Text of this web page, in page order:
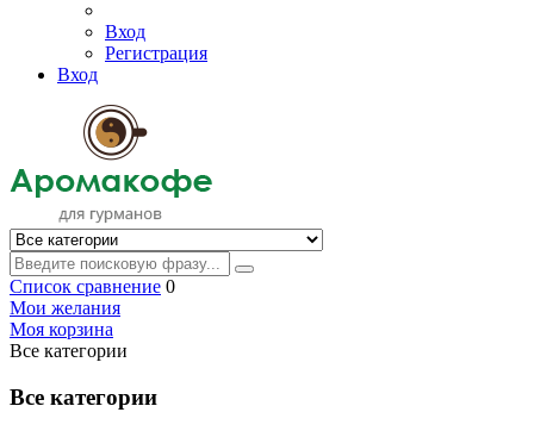
Вход
Регистрация
Вход
Список сравнение 0
Мои желания
Моя корзина
Все категории
Все категории